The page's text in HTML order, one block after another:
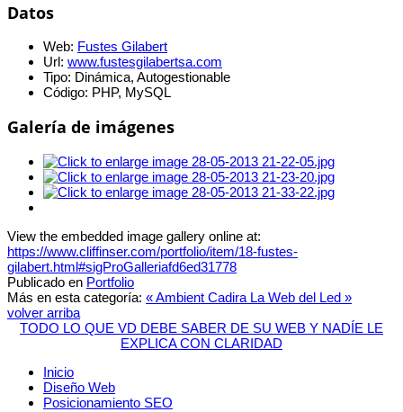
Datos
Web: Fustes Gilabert
Url: www.fustesgilabertsa.com
Tipo: Dinámica, Autogestionable
Código: PHP, MySQL
Galería de imágenes
View the embedded image gallery online at:
https://www.cliffinser.com/portfolio/item/18-fustes-
gilabert.html#sigProGalleriafd6ed31778
Publicado en Portfolio
Más en esta categoría: « Ambient Cadira La Web del Led »
volver arriba
TODO LO QUE VD DEBE SABER DE SU WEB Y NADÍE LE
EXPLICA CON CLARIDAD
Inicio
Diseño Web
Posicionamiento SEO